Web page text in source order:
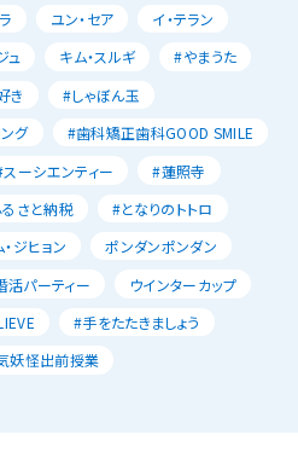
ユン・セア
イ・テラン
ュ キム・スルギ
#やまうた
き
#しゃぼん玉
グ
#歯科矯正歯科GOOD SMILE
ーシエンティー
#蓮照寺
さと納税
#となりのトトロ
・ジヒョン
ポンダンポンダン
活パーティー
ウインターカップ
#手をたたきましょう
妖怪出前授業